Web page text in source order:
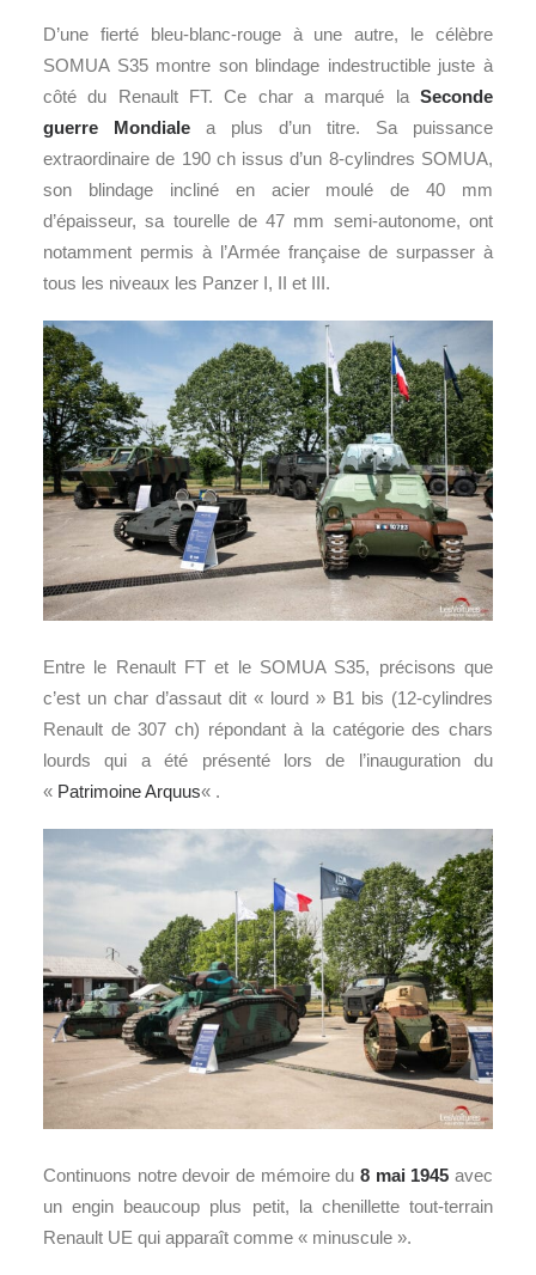
D’une fierté bleu-blanc-rouge à une autre, le célèbre
SOMUA S35 montre son blindage indestructible juste à
côté du Renault FT. Ce char a marqué la Seconde
guerre Mondiale a plus d’un titre. Sa puissance
extraordinaire de 190 ch issus d’un 8-cylindres SOMUA,
son blindage incliné en acier moulé de 40 mm
d’épaisseur, sa tourelle de 47 mm semi-autonome, ont
notamment permis à l’Armée française de surpasser à
tous les niveaux les Panzer I, II et III.
Entre le Renault FT et le SOMUA S35, précisons que
c’est un char d’assaut dit « lourd » B1 bis (12-cylindres
Renault de 307 ch) répondant à la catégorie des chars
lourds qui a été présenté lors de l’inauguration du
« Patrimoine Arquus« .
Continuons notre devoir de mémoire du 8 mai 1945 avec
un engin beaucoup plus petit, la chenillette tout-terrain
Renault UE qui apparaît comme « minuscule ».